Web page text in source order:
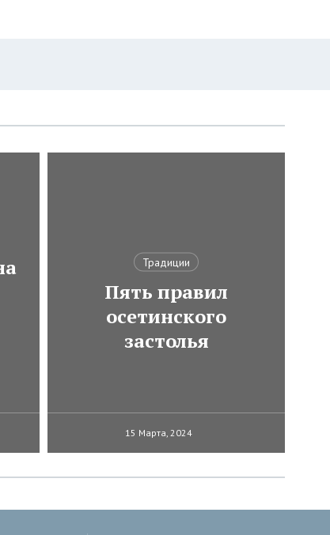
Традиции
Пять правил
осетинского
застолья
15 Марта, 2024